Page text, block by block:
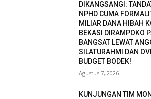
DIKANGSANGI:
NPHD CUMA
MILIAR DANA HIBAH
BEKASI DIRAMPOKO
BANGSAT LEWAT
SILATURAHMI DAN
BUDGET BODEK!
Agustus 7, 2026
KUNJUNGAN TIM